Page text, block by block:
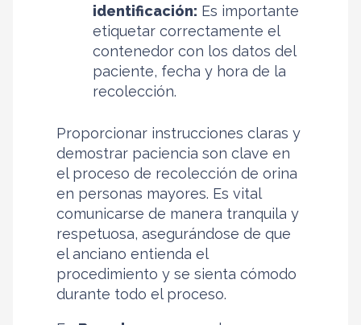
identificación: Es importante
etiquetar correctamente el
contenedor con los datos del
paciente, fecha y hora de la
recolección.
Proporcionar instrucciones claras y
demostrar paciencia son clave en
el proceso de recolección de orina
en personas mayores. Es vital
comunicarse de manera tranquila y
respetuosa, asegurándose de que
el anciano entienda el
procedimiento y se sienta cómodo
durante todo el proceso.